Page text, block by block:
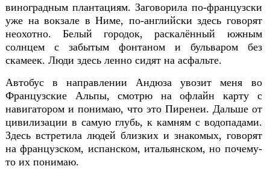
виноградным плантациям. Заговорила по-французски
уже на вокзале в Ниме, по-английски здесь говорят
неохотно. Белый городок, раскалённый южным
солнцем с забытым фонтаном и бульваром без
скамеек. Люди здесь ленно сидят на асфальте.
Автобус в направлении Андюза увозит меня во
Французские Альпы, смотрю на офлайн карту с
навигатором и понимаю, что это Пиренеи. Дальше от
цивилизации в самую глубь, к камням с водопадами.
Здесь встретила людей близких и знакомых, говорят
на французском, испанском, итальянском, но почему-
то их понимаю.